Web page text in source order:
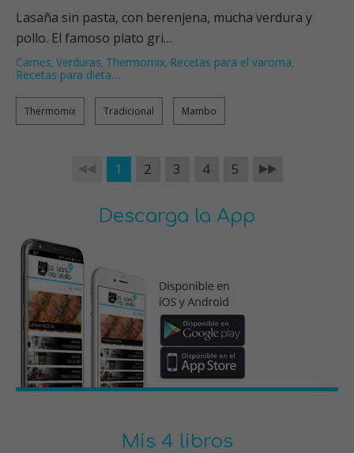
Lasaña sin pasta, con berenjena, mucha verdura y
pollo. El famoso plato gri…
Carnes, Verduras, Thermomix, Recetas para el varoma,
Recetas para dieta…
Thermomix Tradicional Mambo
1 2 3 4 5
Descarga la App
Mis 4 libros